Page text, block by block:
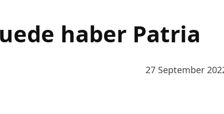
haber Patria
27 September